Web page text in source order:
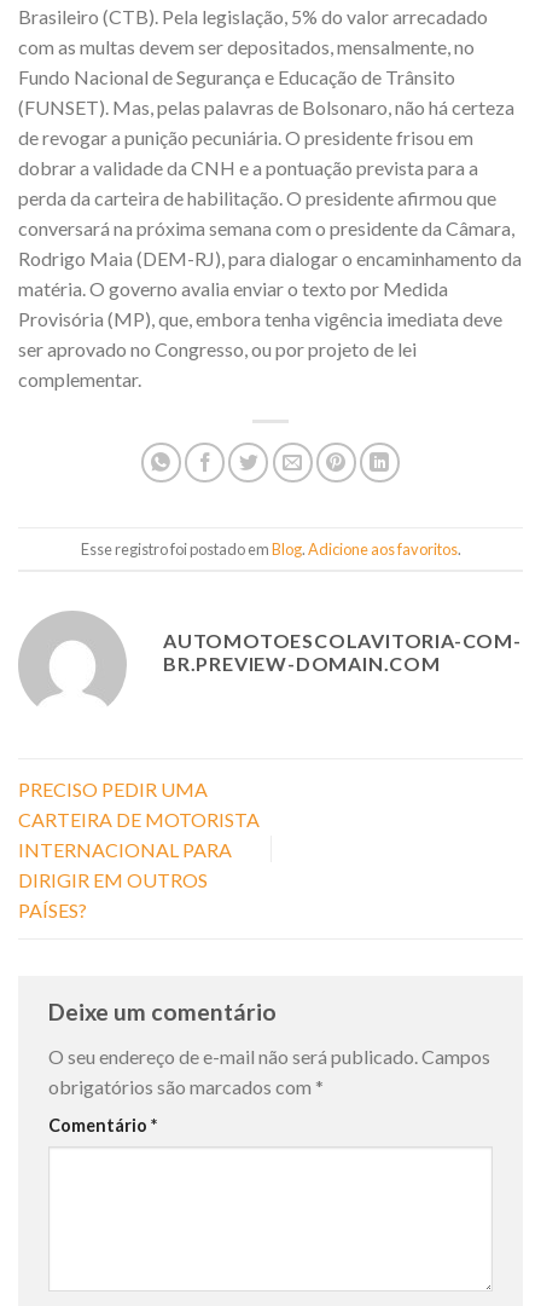
Brasileiro (CTB). Pela legislação, 5% do valor arrecadado
com as multas devem ser depositados, mensalmente, no
Fundo Nacional de Segurança e Educação de Trânsito
(FUNSET). Mas, pelas palavras de Bolsonaro, não há certeza
de revogar a punição pecuniária. O presidente frisou em
dobrar a validade da CNH e a pontuação prevista para a
perda da carteira de habilitação. O presidente afirmou que
conversará na próxima semana com o presidente da Câmara,
Rodrigo Maia (DEM-RJ), para dialogar o encaminhamento da
matéria. O governo avalia enviar o texto por Medida
Provisória (MP), que, embora tenha vigência imediata deve
ser aprovado no Congresso, ou por projeto de lei
complementar.
Esse registro foi postado emBlog.Adicione aos favoritos.
AUTOMOTOESCOLAVITORIA-COM-
BR.PREVIEW-DOMAIN.COM
PRECISO PEDIR UMA
CARTEIRA DE MOTORISTA
INTERNACIONAL PARA
DIRIGIR EM OUTROS
PAÍSES?
Deixe um comentário
O seu endereço de e-mail não será publicado.Campos
obrigatórios são marcados com *
Comentário *